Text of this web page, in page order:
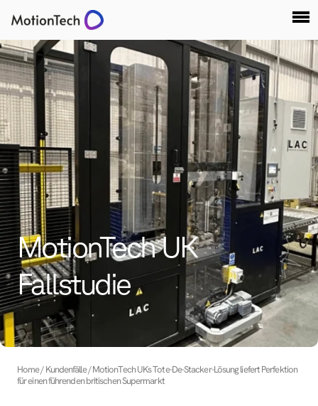
MotionTech UK
Fallstudie
Home Kundenfälle MotionTech UKs Tote-De-Stacker-Lösung liefert Perfektion
für einen führenden britischen Supermarkt